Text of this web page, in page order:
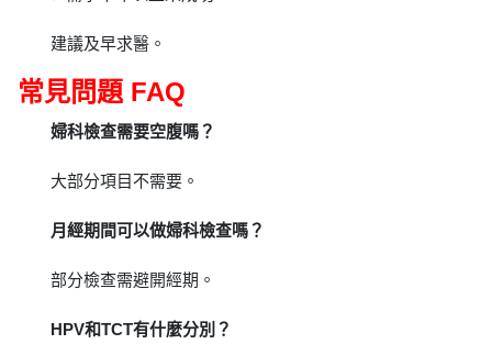
建議及早求醫。
常見問題 FAQ
婦科檢查需要空腹嗎？
大部分項目不需要。
月經期間可以做婦科檢查嗎？
部分檢查需避開經期。
HPV和TCT有什麼分別？